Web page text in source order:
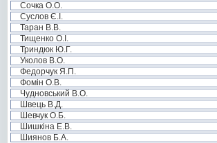
Сочка О.О.
Суслов Є.І.
Таран В.В.
Тищенко О.І.
Триндюк Ю.Г.
Уколов В.О.
Федорчук Я.П.
Фомін О.В.
Чудновський В.О.
Швець В.Д.
Шевчук О.Б.
Шишкіна Е.В.
Шиянов Б.А.